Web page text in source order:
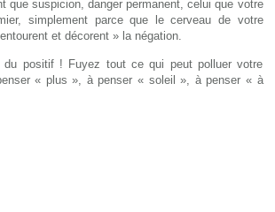
que suspicion, danger permanent, celui que votre
simplement parce que le cerveau de votre
et décorent » la négation.
positif ! Fuyez tout ce qui peut polluer votre
« plus », à penser « soleil », à penser « à